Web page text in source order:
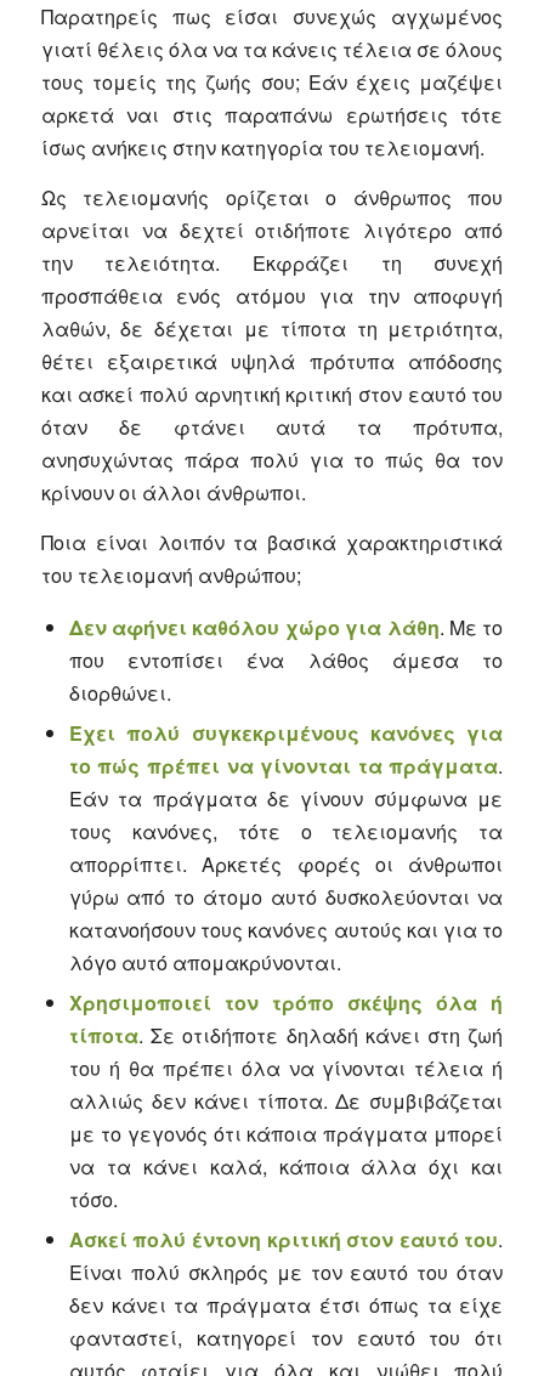
Παρατηρείς πως είσαι συνεχώς αγχωμένος
γιατί θέλεις όλα να τα κάνεις τέλεια σε όλους
τους τομείς της ζωής σου; Εάν έχεις μαζέψει
αρκετά ναι στις παραπάνω ερωτήσεις τότε
ίσως ανήκεις στην κατηγορία του τελειομανή.
Ως τελειομανής ορίζεται ο άνθρωπος που
αρνείται να δεχτεί οτιδήποτε λιγότερο από
την τελειότητα. Εκφράζει τη συνεχή
προσπάθεια ενός ατόμου για την αποφυγή
λαθών, δε δέχεται με τίποτα τη μετριότητα,
θέτει εξαιρετικά υψηλά πρότυπα απόδοσης
και ασκεί πολύ αρνητική κριτική στον εαυτό του
όταν δε φτάνει αυτά τα πρότυπα,
ανησυχώντας πάρα πολύ για το πώς θα τον
κρίνουν οι άλλοι άνθρωποι.
Ποια είναι λοιπόν τα βασικά χαρακτηριστικά
του τελειομανή ανθρώπου;
Δεν αφήνει καθόλου χώρο για λάθη. Με το
που εντοπίσει ένα λάθος άμεσα το
διορθώνει.
Έχει πολύ συγκεκριμένους κανόνες για
το πώς πρέπει να γίνονται τα πράγματα.
Εάν τα πράγματα δε γίνουν σύμφωνα με
τους κανόνες, τότε ο τελειομανής τα
απορρίπτει. Αρκετές φορές οι άνθρωποι
γύρω από το άτομο αυτό δυσκολεύονται να
κατανοήσουν τους κανόνες αυτούς και για το
λόγο αυτό απομακρύνονται.
Χρησιμοποιεί τον τρόπο σκέψης όλα ή
τίποτα. Σε οτιδήποτε δηλαδή κάνει στη ζωή
του ή θα πρέπει όλα να γίνονται τέλεια ή
αλλιώς δεν κάνει τίποτα. Δε συμβιβάζεται
με το γεγονός ότι κάποια πράγματα μπορεί
να τα κάνει καλά, κάποια άλλα όχι και
τόσο.
Ασκεί πολύ έντονη κριτική στον εαυτό του.
Είναι πολύ σκληρός με τον εαυτό του όταν
δεν κάνει τα πράγματα έτσι όπως τα είχε
φανταστεί, κατηγορεί τον εαυτό του ότι